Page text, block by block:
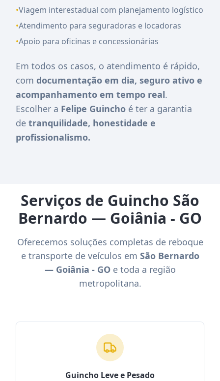
•Viagem interestadual com planejamento logístico
•Atendimento para seguradoras e locadoras
•Apoio para oficinas e concessionárias
Em todos os casos, o atendimento é rápido,
com documentação em dia, seguro ativo e
acompanhamento em tempo real.
Escolher a Felipe Guincho é ter a garantia
de tranquilidade, honestidade e
profissionalismo.
Serviços de Guincho São
Bernardo — Goiânia - GO
Oferecemos soluções completas de reboque
e transporte de veículos em São Bernardo
— Goiânia - GOe toda a região
metropolitana.
Guincho Leve e Pesado